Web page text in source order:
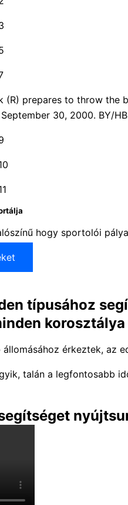
hogy sportolói
típusához
érkeztek, az
talán a legfontosabb